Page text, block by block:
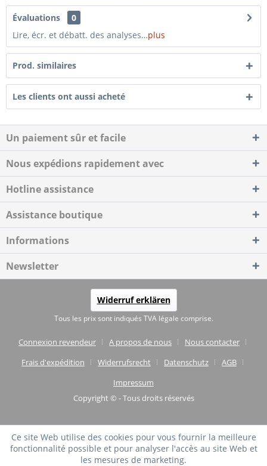
Évaluations
0
Lire, écr. et débatt. des analyses…plus
Prod. similaires
Les clients ont aussi acheté
Un paiement sûr et facile
Nous expédions rapidement avec
Hotline assistance
Assistance boutique
Informations
Newsletter
Widerruf erklären
Tous les prix sont indiqués TVA légale comprise.
Connexion revendeur A propos de nous
Nous contacter
Frais d'expédition
Widerrufsrecht Datenschutz
AGB
Impressum
Copyright © - Tous droits réservés
Ce site Web utilise des cookies pour vous fournir la meilleure
fonctionnalité possible et pour analyser l'accès au site Web et
les mesures de marketing.